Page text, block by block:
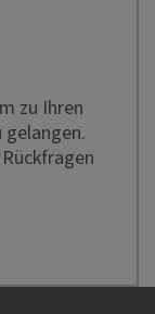
zu Ihren
gelangen.